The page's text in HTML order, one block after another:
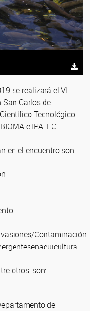
se realizará el VI
Carlos de
Tecnológico
e IPATEC.
en el encuentro son:
Contaminación
otros, son:
de